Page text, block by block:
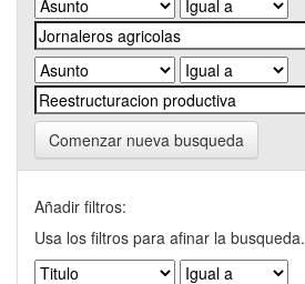
Comenzar nueva busqueda
Añadir filtros:
Usa los filtros para afinar la busqueda.